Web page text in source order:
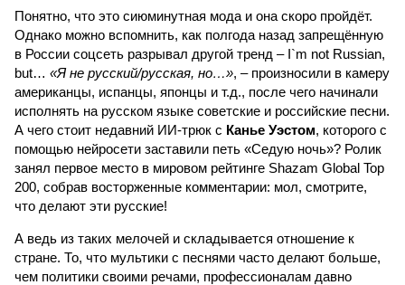
Понятно, что это сиюминутная мода и она скоро пройдёт.
Однако можно вспомнить, как полгода назад запрещённую
в России соцсеть разрывал другой тренд – I`m not Russian,
but… «Я не русский/русская, но…», – произносили в камеру
американцы, испанцы, японцы и т.д., после чего начинали
исполнять на русском языке советские и российские песни.
А чего стоит недавний ИИ-трюк с Канье Уэстом, которого с
помощью нейросети заставили петь «Седую ночь»? Ролик
занял первое место в мировом рейтинге Shazam Global Top
200, собрав восторженные комментарии: мол, смотрите,
что делают эти русские!
А ведь из таких мелочей и складывается отношение к
стране. То, что мультики с песнями часто делают больше,
чем политики своими речами, профессионалам давно